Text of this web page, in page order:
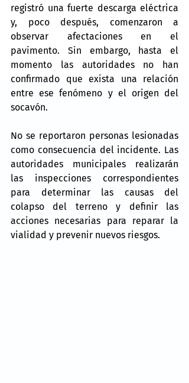
registró una fuerte descarga eléctrica
y, poco después, comenzaron a
observar afectaciones en el
pavimento. Sin embargo, hasta el
momento las autoridades no han
confirmado que exista una relación
entre ese fenómeno y el origen del
socavón.
No se reportaron personas lesionadas
como consecuencia del incidente. Las
autoridades municipales realizarán
las inspecciones correspondientes
para determinar las causas del
colapso del terreno y definir las
acciones necesarias para reparar la
vialidad y prevenir nuevos riesgos.